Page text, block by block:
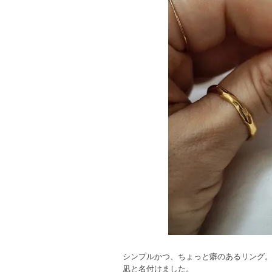
シンプルかつ、ちょっと癖のあるリング。
凪と名付けました。